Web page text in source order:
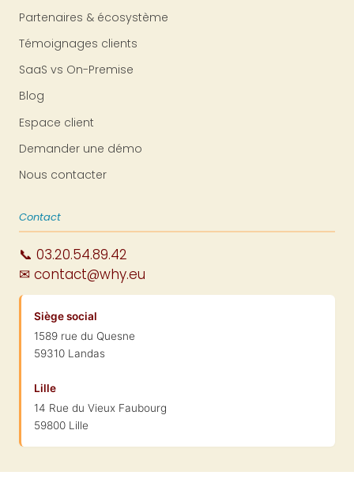
Partenaires & écosystème
Témoignages clients
SaaS vs On-Premise
Blog
Espace client
Demander une démo
Nous contacter
Contact
📞 03.20.54.89.42
✉ contact@why.eu
Siège social
1589 rue du Quesne
59310 Landas
Lille
14 Rue du Vieux Faubourg
59800 Lille